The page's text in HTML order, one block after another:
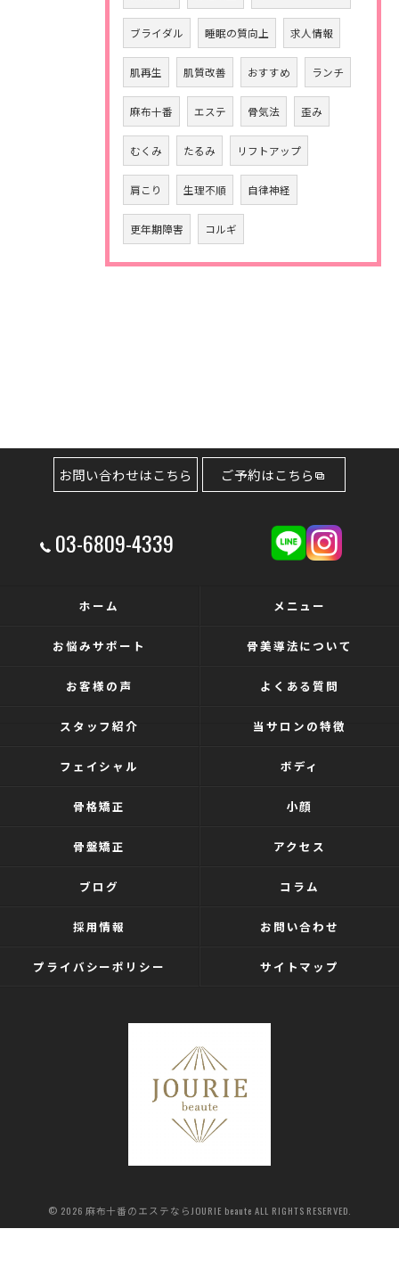
ブライダル 睡眠の質向上 求人情報
肌再生 肌質改善 おすすめ ランチ
麻布十番 エステ 骨気法 歪み
むくみ たるみ リフトアップ
肩こり 生理不順 自律神経
更年期障害 コルギ
03-6809-4339
お問い合わせはこちら ご予約はこちら
ホーム メニュー
お悩みサポート 骨美導法について
お客様の声 よくある質問
スタッフ紹介 当サロンの特徴
フェイシャル ボディ
骨格矯正 小顔
骨盤矯正 アクセス
ブログ コラム
採用情報 お問い合わせ
プライバシーポリシー サイトマップ
© 2026 麻布十番のエステならJOURIE beaute ALL RIGHTS RESERVED.